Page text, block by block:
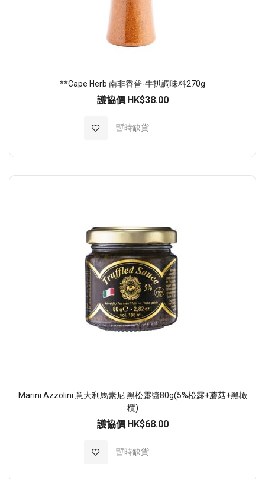
**Cape Herb 南非香普-牛扒調味料270g
護協價 HK$38.00
暫時缺貨
加入至願望清單
Marini Azzolini 意大利馬素尼 黑松露醬80g(5%松露+蘑菇+黑橄
欖)
護協價 HK$68.00
暫時缺貨
加入至願望清單